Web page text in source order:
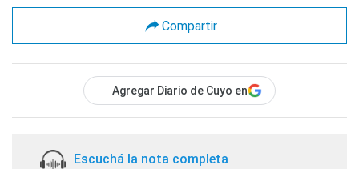
Compartir
Agregar Diario de Cuyo en
Escuchá la nota completa